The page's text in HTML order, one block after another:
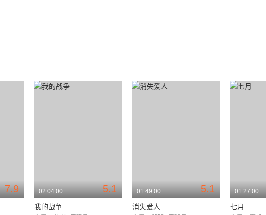
7.9 5.1
02:04:00
我的战争
5.1
01:49:00
消失爱人
01:27:00
七月